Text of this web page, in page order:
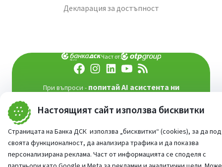
Настоящият сайт използва бисквитки
Страницата на Банка ДСК използва „бисквитки“ (cookies), за да
своята функционалност, да анализира трафика и да показва
персонализирана реклама. Част от информацията се споделя с
Декларация за достъпност
Част от:
При въпроси - попитай AI асистента ни
Сайт от:StudioX